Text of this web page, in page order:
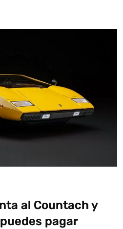
al Countach y
pagar